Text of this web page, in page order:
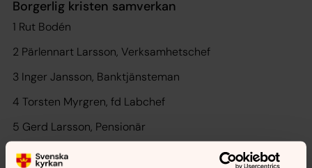
Borgerlig kristen samverkan
1 Rut Bodén
2 Pärlennart Larsson, Verksamhetschef
3 Inger Jansson, Banktjänsteman
4 Torsten Myrgren, fd Labchef
5 Gerd Larsson, Pensionär
6 Agneta Palmqvist, Lärare